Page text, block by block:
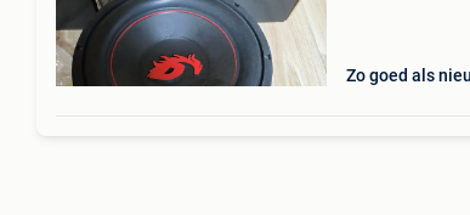
Zo goed als